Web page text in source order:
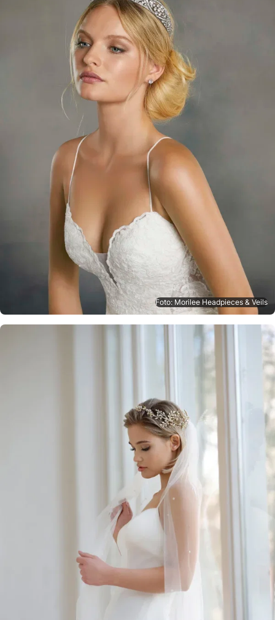
Foto: Morilee Headpieces & Veils